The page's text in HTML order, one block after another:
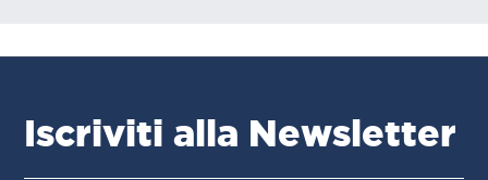
Iscriviti alla Newsletter